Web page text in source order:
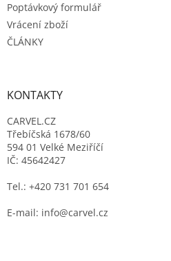
Poptávkový formulář
Vrácení zboží
ČLÁNKY
KONTAKTY
CARVEL.CZ
Třebíčská 1678/60
594 01 Velké Meziříčí
IČ: 45642427
Tel.: +420 731 701 654
E-mail: info@carvel.cz